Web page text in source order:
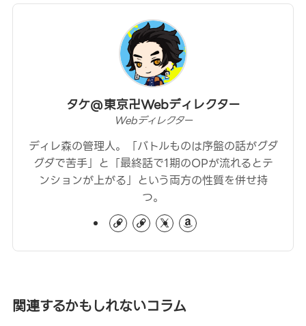
タケ@東京卍Webディレクター
Webディレクター
ディレ森の管理人。「バトルものは序盤の話がグダ
グダで苦手」と「最終話で1期のOPが流れるとテ
ンションが上がる」という両方の性質を併せ持
つ。
関連するかもしれないコラム